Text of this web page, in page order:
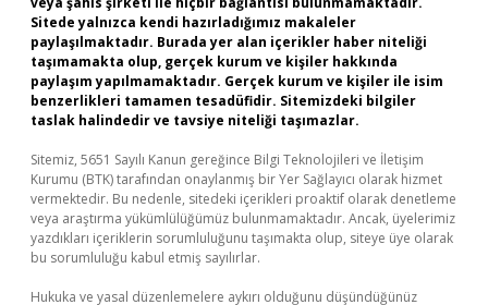
Sitede yalnızca kendi hazırladığımız makaleler
paylaşılmaktadır. Burada yer alan içerikler haber niteliği
taşımamakta olup, gerçek kurum ve kişiler hakkında
paylaşım yapılmamaktadır. Gerçek kurum ve kişiler ile isim
benzerlikleri tamamen tesadüfidir. Sitemizdeki bilgiler
taslak halindedir ve tavsiye niteliği taşımazlar.
Sitemiz, 5651 Sayılı Kanun gereğince Bilgi Teknolojileri ve İletişim
Kurumu (BTK) tarafından onaylanmış bir Yer Sağlayıcı olarak hizmet
vermektedir. Bu nedenle, sitedeki içerikleri proaktif olarak denetleme
veya araştırma yükümlülüğümüz bulunmamaktadır. Ancak, üyelerimiz
yazdıkları içeriklerin sorumluluğunu taşımakta olup, siteye üye olarak
bu sorumluluğu kabul etmiş sayılırlar.
Hukuka ve yasal düzenlemelere aykırı olduğunu düşündüğünüz